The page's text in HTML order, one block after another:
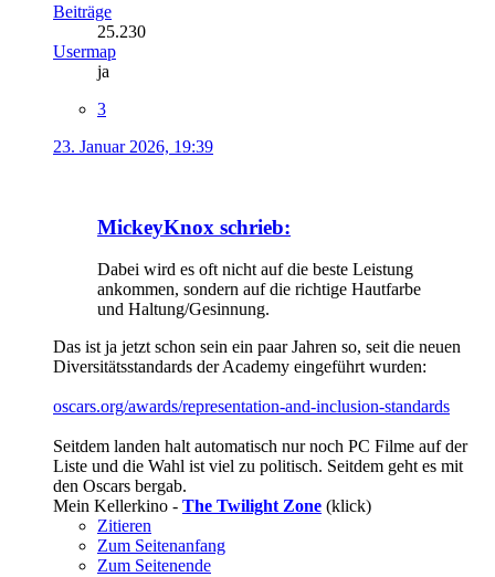
Beiträge
25.230
Usermap
ja
3
23. Januar 2026, 19:39
MickeyKnox schrieb:
Dabei wird es oft nicht auf die beste Leistung
ankommen, sondern auf die richtige Hautfarbe
und Haltung/Gesinnung.
Das ist ja jetzt schon sein ein paar Jahren so, seit die neuen
Diversitätsstandards der Academy eingeführt wurden:
oscars.org/awards/representation-and-inclusion-standards
Seitdem landen halt automatisch nur noch PC Filme auf der
Liste und die Wahl ist viel zu politisch. Seitdem geht es mit
den Oscars bergab.
Mein Kellerkino - The Twilight Zone (klick)
Zitieren
Zum Seitenanfang
Zum Seitenende